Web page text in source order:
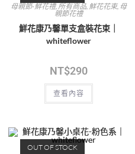
母親節-鮮花禮,所有商品, 鮮花花束, 母
親節花禮
鮮花康乃馨單支盒裝花束｜
whiteflower
NT$290
查看內容
OUT OF STOCK